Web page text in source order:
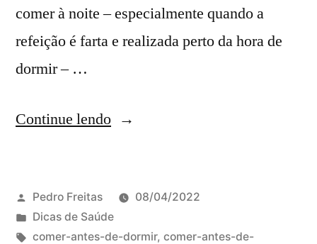
comer à noite – especialmente quando a
refeição é farta e realizada perto da hora de
dormir – …
Continue lendo
Pedro Freitas
08/04/2022
Dicas de Saúde
comer-antes-de-dormir, comer-antes-de-